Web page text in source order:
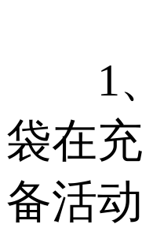
1、
袋在
备活